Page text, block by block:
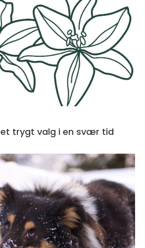
Bedemand fyn et trygt valg i en svær tid